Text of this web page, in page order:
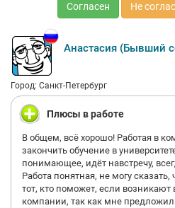
Согласен Не
Анастасия (Бывший
Город: Санкт-Петербург
Плюсы в работе
В общем, всё хорошо! Работая в
закончить обучение в
понимающее, идёт навстречу,
Работа понятная, не могу сказать,
тот, кто поможет, если возникают
компании, так как мне